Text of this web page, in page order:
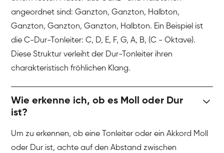
angeordnet sind: Ganzton, Ganzton, Halbton,
Ganzton, Ganzton, Ganzton, Halbton. Ein Beispiel ist
die C-Dur-Tonleiter: C, D, E, F, G, A, B, (C - Oktave).
Diese Struktur verleiht der Dur-Tonleiter ihren
charakteristisch fröhlichen Klang.
Wie erkenne ich, ob es Moll oder Dur
ist?
Um zu erkennen, ob eine Tonleiter oder ein Akkord Moll
oder Dur ist, achte auf den Abstand zwischen